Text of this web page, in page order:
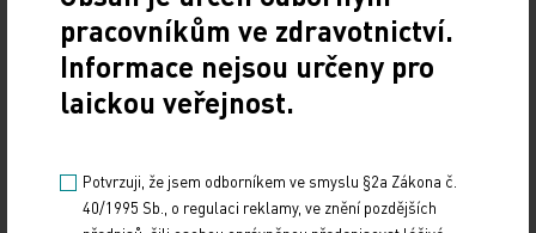
Národní ústav duševního zdraví (NUDZ) připravil kurs
pro rodiče dětí s úzkostmi. Účast nabízí zdarma ve 14
městech České republiky v rámci testovací…
12. 12. 2024
pracovníkům ve zdravotnictví.
Informace nejsou určeny pro
laickou veřejnost.
Potvrzuji, že jsem odborníkem ve smyslu §2a Zákona č.
40/1995 Sb., o regulaci reklamy, ve znění pozdějších